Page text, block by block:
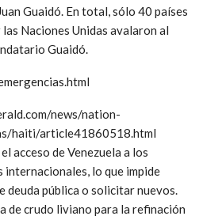
Guaidó. En total, sólo 40 países
Naciones Unidas avalaron al
Guaidó.
news/nation-
haiti/article41860518.html
acceso de Venezuela a los
internacionales, lo que impide
deuda pública o solicitar nuevos.
de crudo liviano para la refinación